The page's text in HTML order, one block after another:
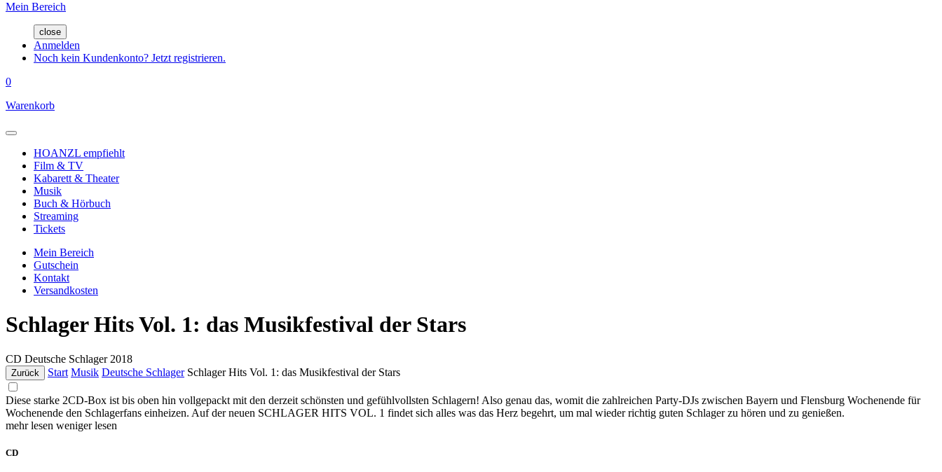
Mein Bereich
close
Anmelden
Noch kein Kundenkonto? Jetzt registrieren.
0
Warenkorb
HOANZL empfiehlt
Film & TV
Kabarett & Theater
Musik
Buch & Hörbuch
Streaming
Tickets
Mein Bereich
Gutschein
Kontakt
Versandkosten
Schlager Hits Vol. 1: das Musikfestival der Stars
CD Deutsche Schlager 2018
Zurück Start Musik Deutsche Schlager Schlager Hits Vol. 1: das Musikfestival der Stars
Diese starke 2CD-Box ist bis oben hin vollgepackt mit den derzeit schönsten und gefühlvollsten Schlagern! Also genau das, womit die zahlreichen Party-DJs zwischen Bayern und Flensburg Wochenende für
Wochenende den Schlagerfans einheizen. Auf der neuen SCHLAGER HITS VOL. 1 findet sich alles was das Herz begehrt, um mal wieder richtig guten Schlager zu hören und zu genießen.
mehr lesen weniger lesen
CD